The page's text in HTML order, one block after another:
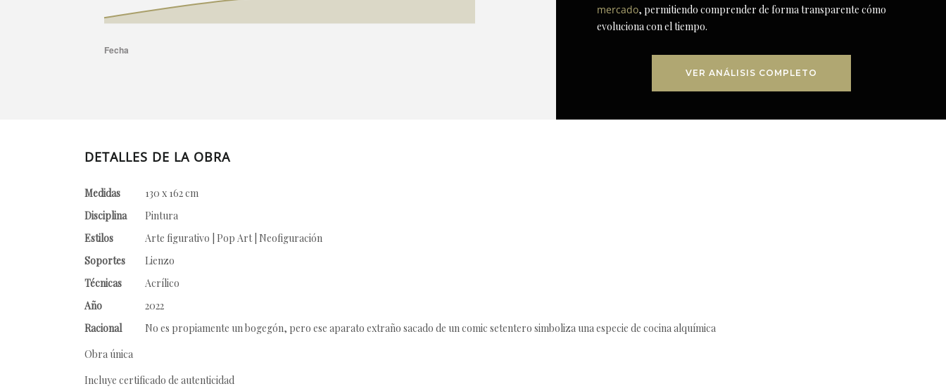
mercado, permitiendo comprender de forma transparente cómo
evoluciona con el tiempo.
VER ANÁLISIS COMPLETO
DETALLES DE LA OBRA
Medidas
130 x 162 cm
Disciplina
Pintura
Estilos
Arte figurativo | Pop Art | Neofiguración
Soportes
Lienzo
Técnicas
Acrílico
Año
2022
Racional
No es propiamente un bogegón, pero ese aparato extraño sacado de un comic setentero simboliza una especie de cocina alquímica
Obra única
Incluye certificado de autenticidad